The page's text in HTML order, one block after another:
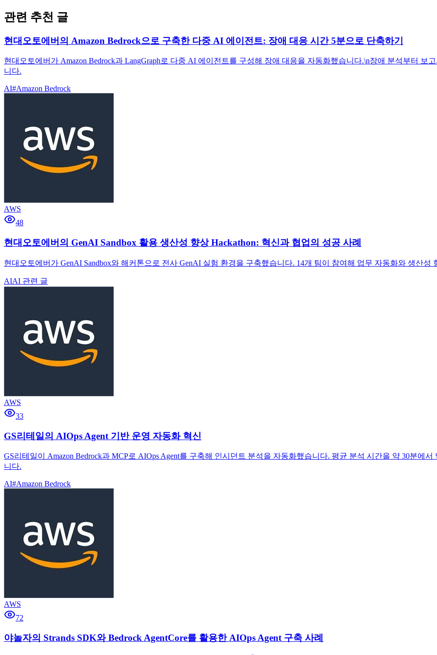
관련 추천 글
현대오토에버의 Amazon Bedrock으로 구축한 다중 AI 에이전트: 장애 대응 시간 5분으로 단축하기
현대오토에버가 Amazon Bedrock과 LangGraph로 다중 AI 에이전트를 구성해 장애 대응을 자동화했습니다.\n장애 분석부터 보
니다.
AI#Amazon Bedrock
AWS
48
현대오토에버의 GenAI Sandbox 활용 생산성 향상 Hackathon: 혁신과 협업의 성공 사례
현대오토에버가 GenAI Sandbox와 해커톤으로 전사 GenAI 실험 환경을 구축했습니다. 14개 팀이 참여해 업무 자동화와 생산성
AIAI 관련 글
AWS
33
GS리테일의 AIOps Agent 기반 운영 자동화 혁신
GS리테일이 Amazon Bedrock과 MCP로 AIOps Agent를 구축해 인시던트 분석을 자동화했습니다. 평균 분석 시간을 약 30분에
니다.
AI#Amazon Bedrock
AWS
72
야놀자의 Strands SDK와 Bedrock AgentCore를 활용한 AIOps Agent 구축 사례